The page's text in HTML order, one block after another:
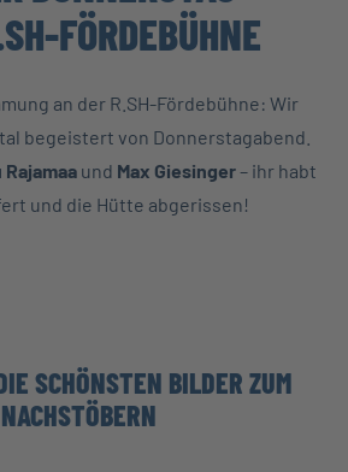
FÖRDEBÜHNE
an der R.SH-Fördebühne: Wir
begeistert von Donnerstagabend.
Rajamaa und Max Giesinger– ihr habt
und die Hütte abgerissen!
SCHÖNSTEN BILDER ZUM
NACHSTÖBERN